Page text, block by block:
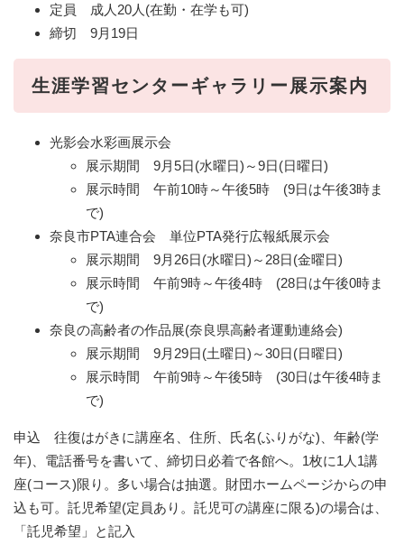
定員 成人20人(在勤・在学も可)
締切 9月19日
生涯学習センターギャラリー展示案内
光影会水彩画展示会
展示期間 9月5日(水曜日)～9日(日曜日)
展示時間 午前10時～午後5時 (9日は午後3時ま
で)
奈良市PTA連合会 単位PTA発行広報紙展示会
展示期間 9月26日(水曜日)～28日(金曜日)
展示時間 午前9時～午後4時 (28日は午後0時ま
で)
奈良の高齢者の作品展(奈良県高齢者運動連絡会)
展示期間 9月29日(土曜日)～30日(日曜日)
展示時間 午前9時～午後5時 (30日は午後4時ま
で)
申込 往復はがきに講座名、住所、氏名(ふりがな)、年齢(学
年)、電話番号を書いて、締切日必着で各館へ。1枚に1人1講
座(コース)限り。多い場合は抽選。財団ホームページからの申
込も可。託児希望(定員あり。託児可の講座に限る)の場合は、
「託児希望」と記入